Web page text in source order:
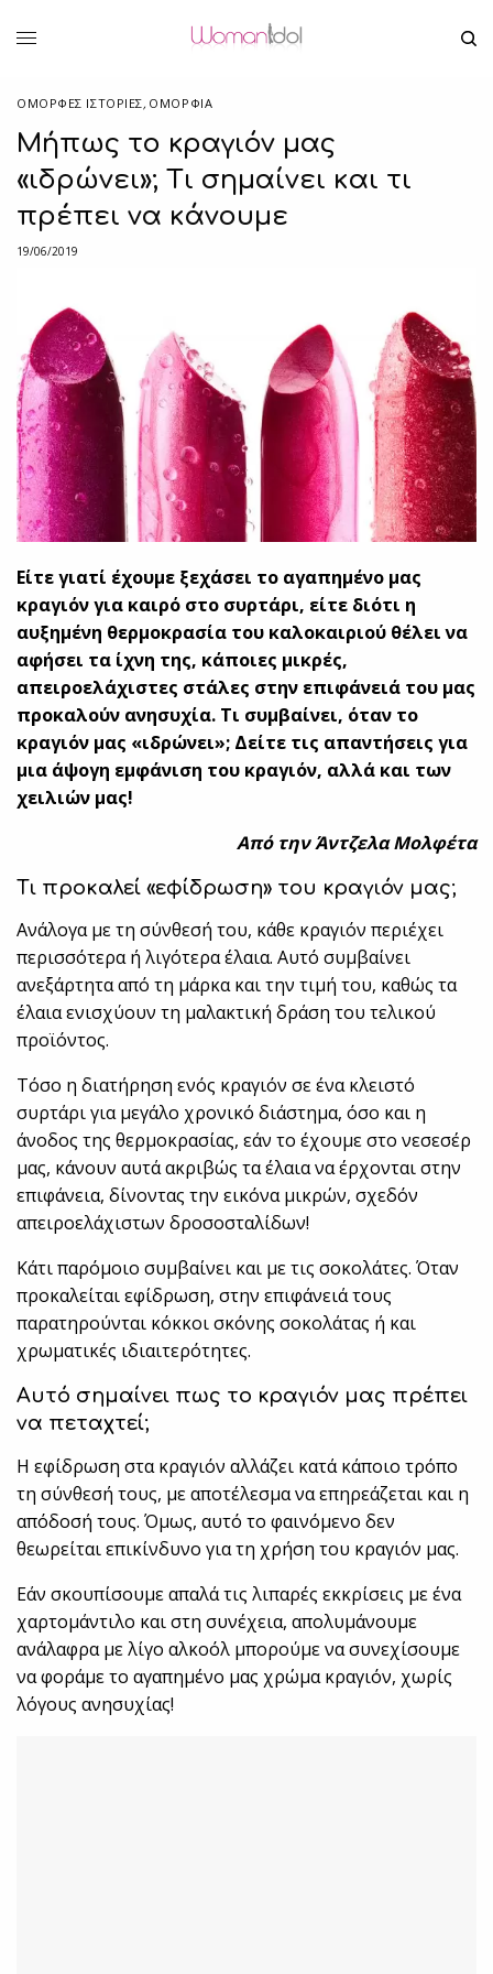
ΌΜΟΡΦΕΣ ΙΣΤΟΡΊΕΣ, ΟΜΟΡΦΙΑ
Μήπως το κραγιόν μας
«ιδρώνει»; Τι σημαίνει και τι
πρέπει να κάνουμε
19/06/2019
Είτε γιατί έχουμε ξεχάσει το αγαπημένο μας
κραγιόν για καιρό στο συρτάρι, είτε διότι η
αυξημένη θερμοκρασία του καλοκαιριού θέλει να
αφήσει τα ίχνη της, κάποιες μικρές,
απειροελάχιστες στάλες στην επιφάνειά του μας
προκαλούν ανησυχία. Τι συμβαίνει, όταν το
κραγιόν μας «ιδρώνει»; Δείτε τις απαντήσεις για
μια άψογη εμφάνιση του κραγιόν, αλλά και των
χειλιών μας!
Από την Άντζελα Μολφέτα
Τι προκαλεί «εφίδρωση» του κραγιόν μας;
Ανάλογα με τη σύνθεσή του, κάθε κραγιόν περιέχει
περισσότερα ή λιγότερα έλαια. Αυτό συμβαίνει
ανεξάρτητα από τη μάρκα και την τιμή του, καθώς τα
έλαια ενισχύουν τη μαλακτική δράση του τελικού
προϊόντος.
Τόσο η διατήρηση ενός κραγιόν σε ένα κλειστό
συρτάρι για μεγάλο χρονικό διάστημα, όσο και η
άνοδος της θερμοκρασίας, εάν το έχουμε στο νεσεσέρ
μας, κάνουν αυτά ακριβώς τα έλαια να έρχονται στην
επιφάνεια, δίνοντας την εικόνα μικρών, σχεδόν
απειροελάχιστων δροσοσταλίδων!
Κάτι παρόμοιο συμβαίνει και με τις σοκολάτες. Όταν
προκαλείται εφίδρωση, στην επιφάνειά τους
παρατηρούνται κόκκοι σκόνης σοκολάτας ή και
χρωματικές ιδιαιτερότητες.
Αυτό σημαίνει πως το κραγιόν μας πρέπει
να πεταχτεί;
Η εφίδρωση στα κραγιόν αλλάζει κατά κάποιο τρόπο
τη σύνθεσή τους, με αποτέλεσμα να επηρεάζεται και η
απόδοσή τους. Όμως, αυτό το φαινόμενο δεν
θεωρείται επικίνδυνο για τη χρήση του κραγιόν μας.
Εάν σκουπίσουμε απαλά τις λιπαρές εκκρίσεις με ένα
χαρτομάντιλο και στη συνέχεια, απολυμάνουμε
ανάλαφρα με λίγο αλκοόλ μπορούμε να συνεχίσουμε
να φοράμε το αγαπημένο μας χρώμα κραγιόν, χωρίς
λόγους ανησυχίας!